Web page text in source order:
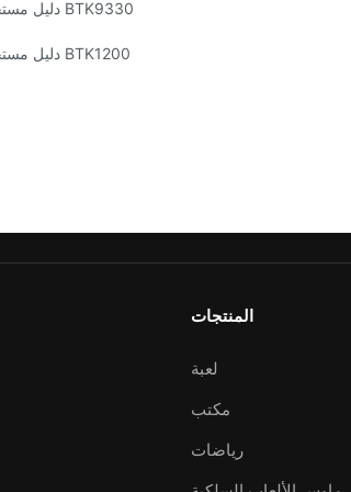
دليل مستخدم BTK9330
دليل مستخدم BTK1200
المنتجات
لعبة
مكتب
رياضات